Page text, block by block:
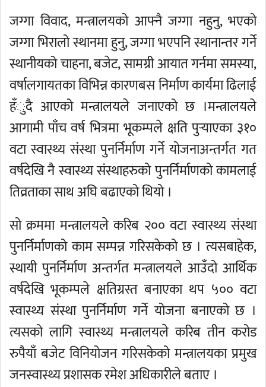
जग्गा विवाद, मन्त्रालयको आफ्नै जग्गा नहुनु, भएको
जग्गा भिरालो स्थानमा हुनु, जग्गा भएपनि स्थानान्तर गर्ने
स्थानीयको चाहना, बजेट, सामग्री आयात गर्नमा समस्या,
वर्षालगायतका विभिन्न कारणबस निर्माण कार्यमा ढिलाई
हँुदै आएको मन्त्रालयले जनाएको छ ।मन्त्रालयले
आगामी पाँच वर्ष भित्रमा भूकम्पले क्षति पुर्‍याएका ३१०
वटा स्वास्थ्य संस्था पुनर्निर्माण गर्ने योजनाअन्तर्गत गत
वर्षदेखि नै स्वास्थ्य संस्थाहरुको पुनर्निर्माणको कामलाई
तिव्रताका साथ अघि बढाएको थियो ।
सो क्रममा मन्त्रालयले करिब २०० वटा स्वास्थ्य संस्था
पुनर्निर्माणको काम सम्पन्न गरिसकेको छ । त्यसबाहेक,
स्थायी पुनर्निर्माण अन्तर्गत मन्त्रालयले आउँदो आर्थिक
वर्षदेखि भूकम्पले क्षतिग्रस्त बनाएका थप ५०० वटा
स्वास्थ्य संस्था पुनर्निर्माण गर्ने योजना बनाएको छ ।
त्यसको लागि स्वास्थ्य मन्त्रालयले करिब तीन करोड
रुपैयाँ बजेट विनियोजन गरिसकेको मन्त्रालयका प्रमुख
जनस्वास्थ्य प्रशासक रमेश अधिकारीले बताए ।